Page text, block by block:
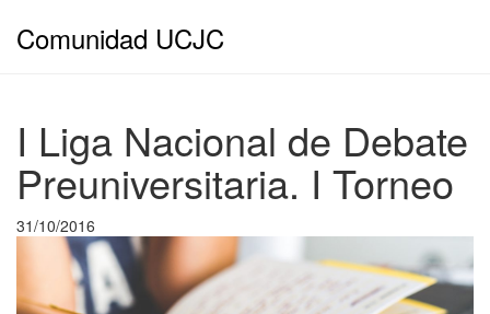
Comunidad UCJC
I Liga Nacional de Debate
Preuniversitaria. I Torneo
31/10/2016